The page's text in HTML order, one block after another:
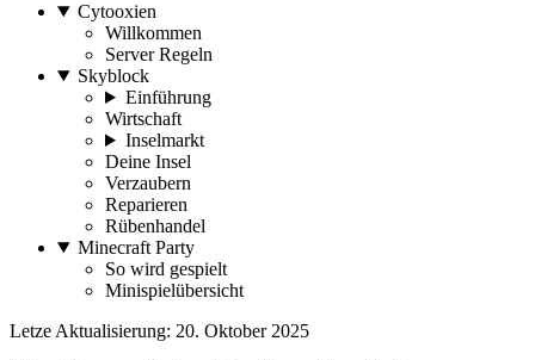
Cytooxien
Willkommen
Server Regeln
Skyblock
Einführung
Wirtschaft
Inselmarkt
Deine Insel
Verzaubern
Reparieren
Rübenhandel
Minecraft Party
So wird gespielt
Minispielübersicht
Letze Aktualisierung: 20. Oktober 2025